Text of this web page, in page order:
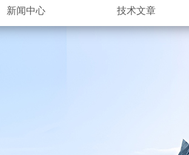
新闻中心 技术文章